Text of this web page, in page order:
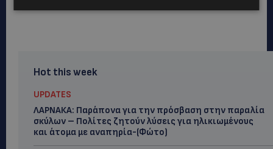
Hot this week
UPDATES
ΛΑΡΝΑΚΑ: Παράπονα για την πρόσβαση στην παραλία
σκύλων – Πολίτες ζητούν λύσεις για ηλικιωμένους
και άτομα με αναπηρία-(Φώτο)